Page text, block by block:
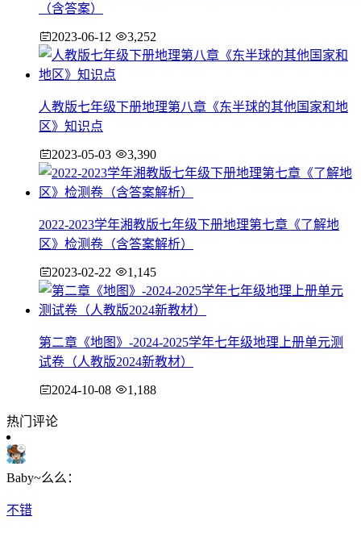
（含答案）
2023-06-12 3,252
人教版七年级下册地理第八章《东半球的其他国家和地
区》知识点
2023-05-03 3,390
2022-2023学年湘教版七年级下册地理第七章《了解地
区》检测卷（含答案解析）
2023-02-22 1,145
第二章《地图》-2024-2025学年七年级地理上册单元测
试卷（人教版2024新教材）
2024-10-08 1,188
热门评论
Baby~么么：
不错